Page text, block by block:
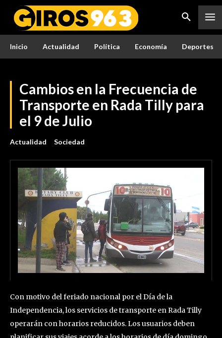
Inicio Actualidad Política Economía Deportes
Cambios en la Frecuencia de
Transporte en Rada Tilly para
el 9 de Julio
Actualidad Sociedad
Con motivo del feriado nacional por el Día de la
Independencia, los servicios de transporte en Rada Tilly
operarán con horarios reducidos. Los usuarios deben